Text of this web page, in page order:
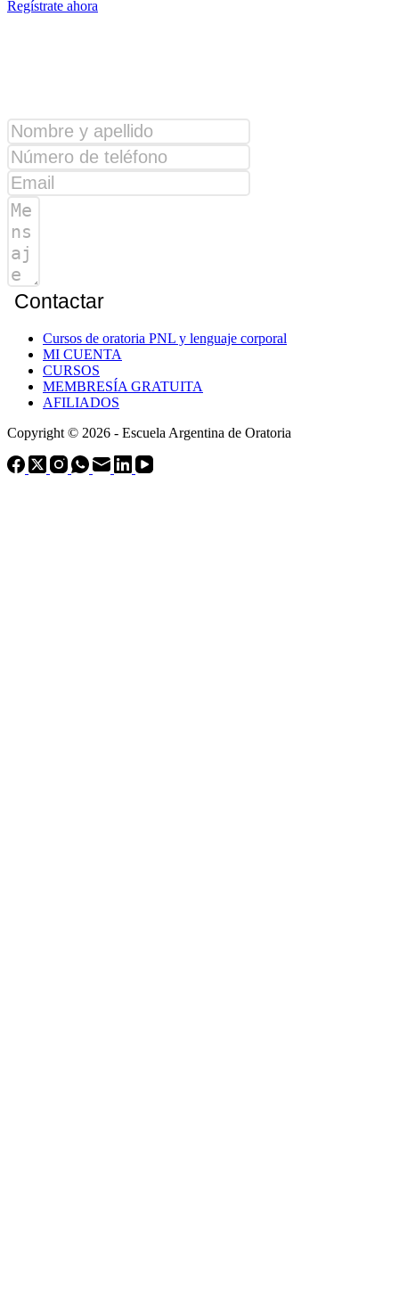
Regístrate ahora
Contactar
Cursos de oratoria PNL y lenguaje corporal
MI CUENTA
CURSOS
MEMBRESÍA GRATUITA
AFILIADOS
Copyright © 2026 - Escuela Argentina de Oratoria